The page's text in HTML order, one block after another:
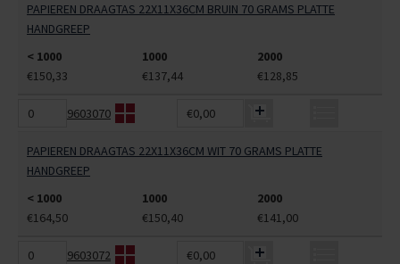
PAPIEREN DRAAGTAS 22X11X36CM BRUIN 70 GRAMS PLATTE
HANDGREEP
< 1000
1000
2000
€150,33
€137,44 €128,85
9603070 €0,00
PAPIEREN DRAAGTAS 22X11X36CM WIT 70 GRAMS PLATTE
HANDGREEP
< 1000
1000
2000
€164,50
€150,40 €141,00
9603072 €0,00